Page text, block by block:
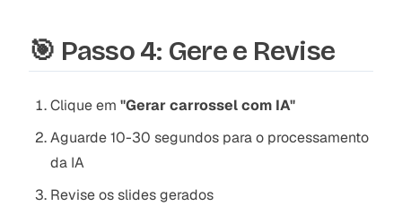
🎯 Passo 4: Gere e Revise
Clique em "Gerar carrossel com IA"
Aguarde 10-30 segundos para o processamento
da IA
Revise os slides gerados